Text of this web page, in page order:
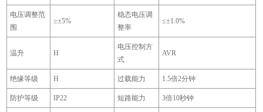
电压调整范
围
≥±5%
稳态电压调
整率
≤±1.0%
温升 H
电压控制方
式
AVR
绝缘等级 H 过载能力 1.5倍2分钟
防护等级 IP22 短路能力 3倍10秒钟